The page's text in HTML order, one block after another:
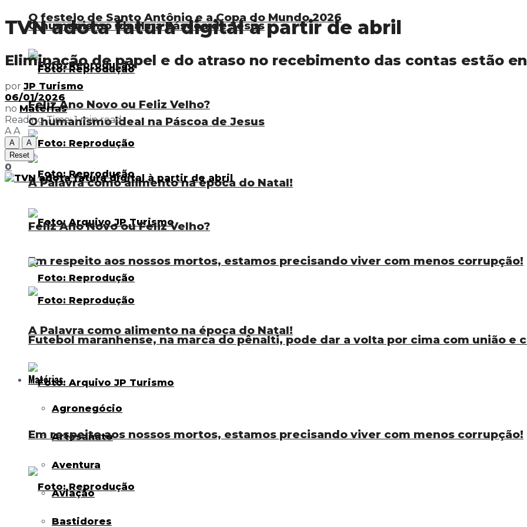
O humanismo ideal na Páscoa de Jesus
Feliz Ano Novo ou Feliz Velho?
A Palavra como alimento na época do Natal!
Em respeito aos nossos mortos, estamos precisando viver com menos corrupção!
Futebol maranhense, na marca do pênalti, pode dar a volta por cima com união e
Matérias
Agronegócio
Artesanato
Aventura
Aviação
Bastidores
O festejo de Santo Antônio e a Copa do Mundo 2026
O humanismo ideal na Páscoa de Jesus
Feliz Ano Novo ou Feliz Velho?
A Palavra como alimento na época do Natal!
Em respeito aos nossos mortos, estamos precisando viver com menos corrupção!
TVN adota fatura digital à partir de abril
Eliminação de papel e do atraso no recebimento das contas estão
por JP Turismo
06/01/2026
no Matérias
Reading Time: 1 min read
A A
A
A
Reset
0